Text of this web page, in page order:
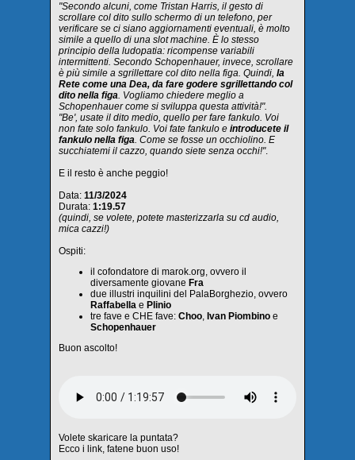
"Secondo alcuni, come Tristan Harris, il gesto di
scrollare col dito sullo schermo di un telefono, per
verificare se ci siano aggiornamenti eventuali, è molto
simile a quello di una slot machine. È lo stesso
principio della ludopatia: ricompense variabili
intermittenti. Secondo Schopenhauer, invece, scrollare
è più simile a sgrillettare col dito nella figa. Quindi, la
Rete come una Dea, da fare godere sgrillettando col
dito nella figa. Vogliamo chiedere meglio a
Schopenhauer come si sviluppa questa attività!".
"Be', usate il dito medio, quello per fare fankulo. Voi
non fate solo fankulo. Voi fate fankulo e introducete il
fankulo nella figa. Come se fosse un occhiolino. E
succhiatemi il cazzo, quando siete senza occhi!".
E il resto è anche peggio!
Data: 11/3/2024
Durata: 1:19.57
(quindi, se volete, potete masterizzarla su cd audio,
mica cazzi!)
Ospiti:
il cofondatore di marok.org, ovvero il
diversamente giovane Fra
due illustri inquilini del PalaBorghezio, ovvero
Raffabella e Plinio
tre fave e CHE fave: Choo, Ivan Piombino e
Schopenhauer
Buon ascolto!
Volete skaricare la puntata?
Ecco i link, fatene buon uso!